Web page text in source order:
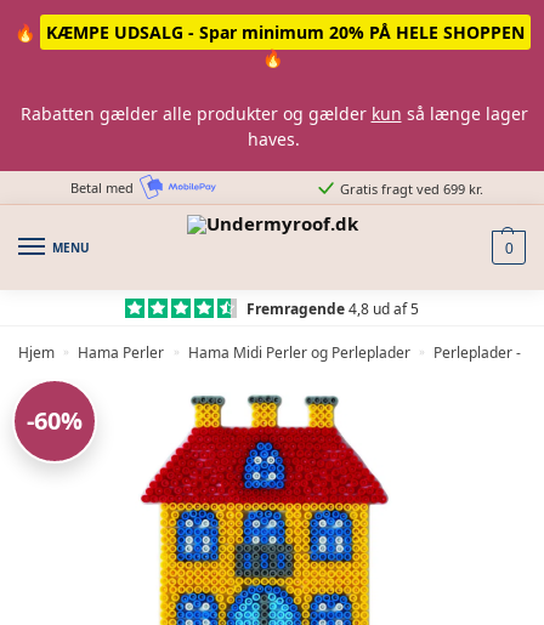
🔥
KÆMPE UDSALG - Spar minimum 20% PÅ HELE SHOPPEN
🔥
Rabatten gælder alle produkter og gælder kun så længe lager
haves.
Betal med Gratis fragt ved 699 kr.
MENU 0
Fremragende4,8 ud af 5
Hjem » Hama Perler » Hama Midi Perler og Perleplader » Perleplader -
-60%